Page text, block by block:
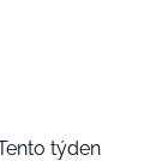
týden